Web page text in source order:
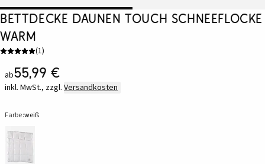
Bettdecke Daunen Touch Schneeflocke
warm
(1)
ab55,99 €
inkl. MwSt., zzgl. Versandkosten
Farbe:weiß